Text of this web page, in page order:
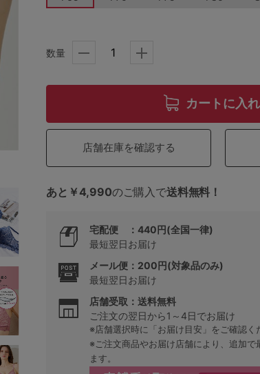
特集ページ
数量
カートに入
店舗在庫を確認する
あと￥4,990のご購入で送料無料！
宅配便 ：440円(全国一律)
最短翌日お届け
メール便：200円(対象品のみ)
最短翌日お届け
店舗受取：送料無料
ご注文の翌日から1～4日でお届け
※店舗選択時に「お届け目安」をご確認く
※ご注文商品やお届け店舗により、追加で
ます。